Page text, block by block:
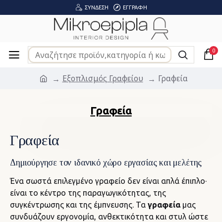
ΣΎΝΔΕΣΗ ΕΓΓΡΑΦΉ
0
Εξοπλισμός Γραφείου Γραφεία
Γραφεία
Γραφεία
Δημιούργησε τον ιδανικό χώρο εργασίας και μελέτης
Ένα σωστά επιλεγμένο γραφείο δεν είναι απλά έπιπλο·
είναι το κέντρο της παραγωγικότητας, της
συγκέντρωσης και της έμπνευσης. Τα γραφείαμας
συνδυάζουν εργονομία, ανθεκτικότητα και στυλ ώστε